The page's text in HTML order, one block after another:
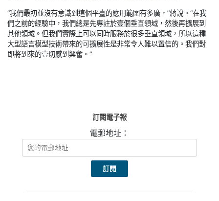
“我們最初並沒有意識到這個平臺的應用範圍有多廣，”蔣說。“在我
們之前的經驗中，我們總是先專註於壹個垂直領域，然後再擴展到
其他領域。但我們實際上可以同時服務於很多垂直領域，所以這種
大型語言模型技術帶來的可擴展性是非常令人難以置信的。我們對
即將到來的壹切感到興奮。”
訂閱電子報
電郵地址：